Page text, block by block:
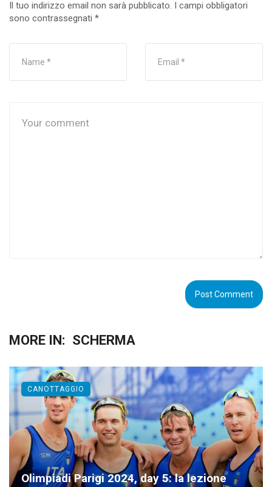
Il tuo indirizzo email non sarà pubblicato.
I campi obbligatori
sono contrassegnati *
MORE IN: SCHERMA
Olimpiadi Parigi 2024, day 5: la lezione
CANOTTAGGIO